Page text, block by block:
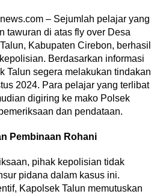
– Sejumlah pelajar yang
tawuran di atas fly over Desa
Kabupaten Cirebon, berhasil
Berdasarkan informasi
Talun segera melakukan tindakan
2024. Para pelajar yang terlibat
digiring ke mako Polsek
dan pendataan.
Pembinaan Rohani
pihak kepolisian tidak
pidana dalam kasus ini.
Kapolsek Talun memutuskan